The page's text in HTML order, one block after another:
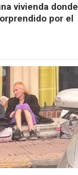
vivienda donde
por el